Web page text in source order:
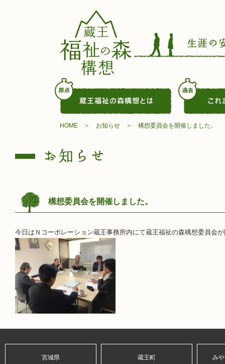
HOME お知らせ 構想委員会を開催しました。
構想委員会を開催しました。
今日はＮコーポレーション蔵王事務所内にて蔵王福祉の森構想委員会
宮城県 蔵王町 み